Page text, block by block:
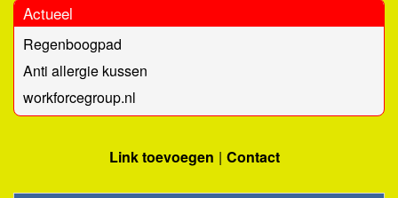
Actueel
Regenboogpad
Anti allergie kussen
workforcegroup.nl
Link toevoegen Contact